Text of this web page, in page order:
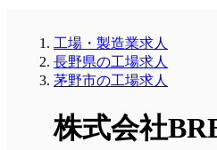
工場・製造業求人
長野県の工場求人
茅野市の工場求人
株式会社